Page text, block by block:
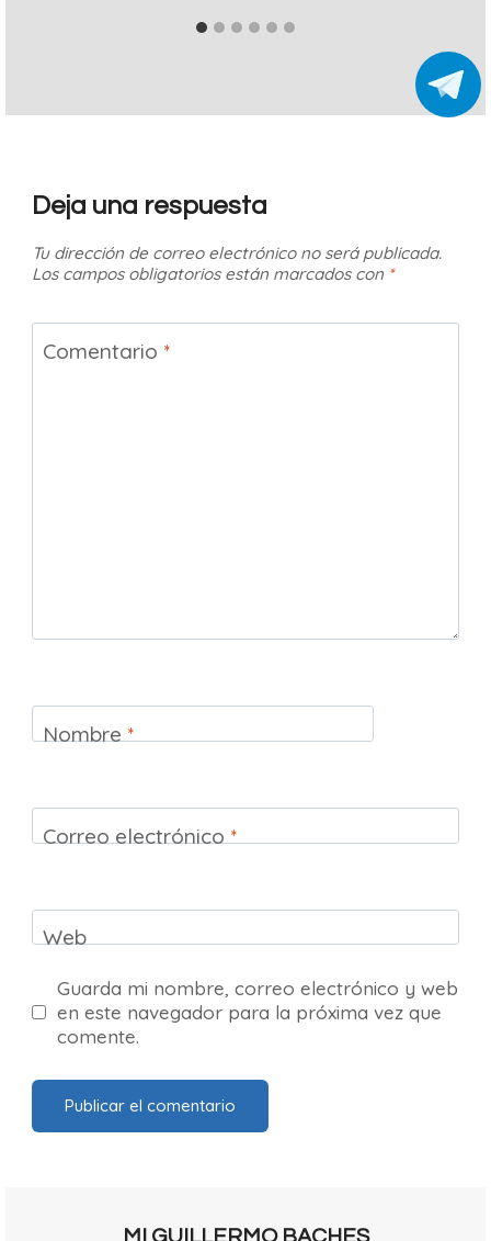
Deja una respuesta
Tu dirección de correo electrónico no será publicada.
Los campos obligatorios están marcados con *
Comentario *
Nombre *
Correo electrónico *
Web
Guarda mi nombre, correo electrónico y web
en este navegador para la próxima vez que
comente.